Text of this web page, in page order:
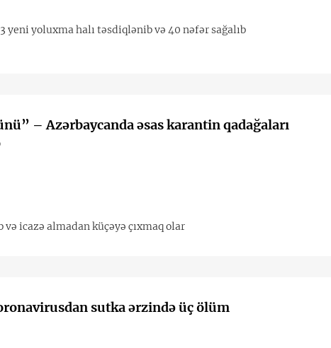
yeni yoluxma halı təsdiqlənib və 40 nəfər sağalıb
– Azərbaycanda əsas karantin qadağaları
və icazə almadan küçəyə çıxmaq olar
sutka ərzində üç ölüm